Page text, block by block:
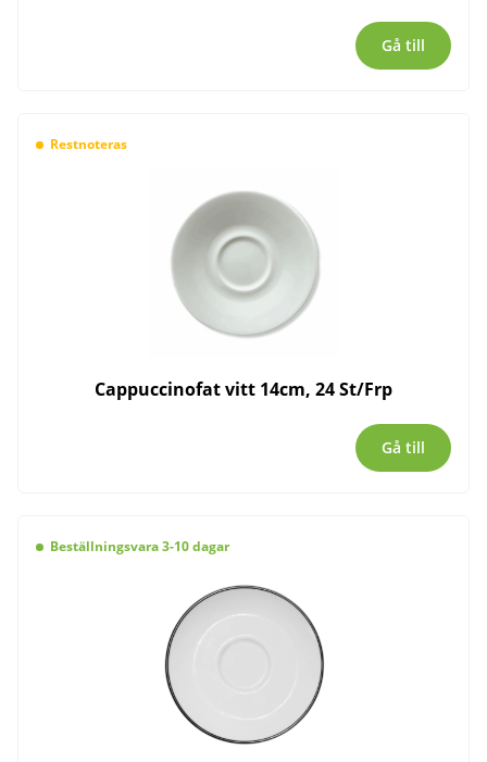
Gå till
Restnoteras
Cappuccinofat vitt 14cm, 24 St/Frp
Gå till
Beställningsvara 3-10 dagar